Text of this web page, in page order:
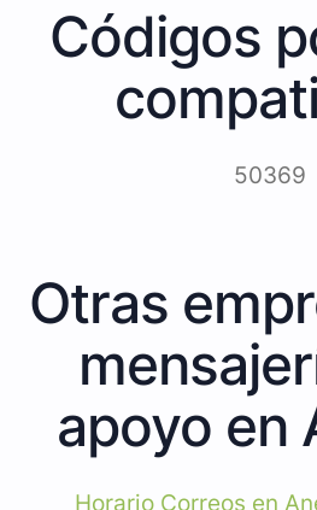
Códigos
50369
Otras
apoyo en
Horario Correos en